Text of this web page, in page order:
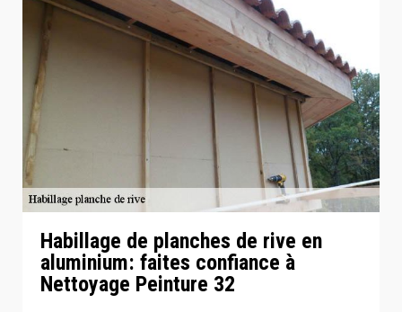
Habillage de planches de rive en
aluminium: faites confiance à
Nettoyage Peinture 32